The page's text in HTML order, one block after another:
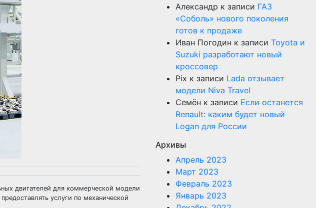
двигателей для коммерческой модели
услуги по механической
Александр к записи ГАЗ
«Соболь» нового поколения
готов к продаже
Иван Погодин к записи Toyota и
Suzuki разработают новый
кроссовер
Pix к записи Lada отзывает
модели Niva Travel
Семён к записи Если останется
Renault: каким будет новый
Logan для России
Архивы
Апрель 2023
Март 2023
Февраль 2023
Январь 2023